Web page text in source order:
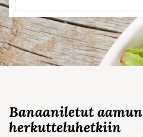
Banaaniletut aamun
herkutteluhetkiin